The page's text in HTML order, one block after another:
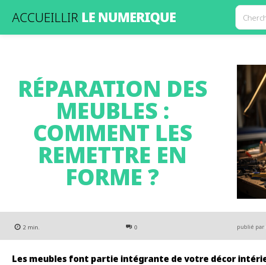
ACCUEILLIR LE NUMERIQUE
RÉPARATION DES
MEUBLES :
COMMENT LES
REMETTRE EN
FORME ?
2 min. 0 publié par
Les meubles font partie intégrante de votre décor